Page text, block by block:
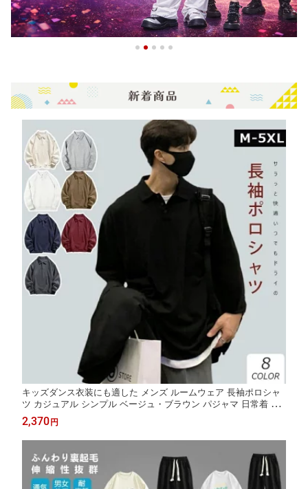
キッズダンス衣装にも適した メンズ ルームウェア 長袖ポロシャ
ツ カジュアル シンプル ベージュ・ブラウン パジャマ 日常着 リ
ラックスタイム ダンスレッスン おしゃれで実用的 おうち時間に
最適 外出時のカジュアルコーデにも活用 安心な品質
2,370 円